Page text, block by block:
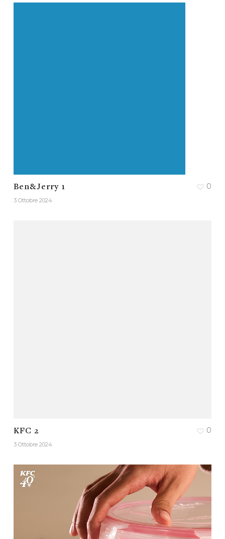
Ben&Jerry 1
3 Ottobre 2024
0
KFC 2
3 Ottobre 2024
0